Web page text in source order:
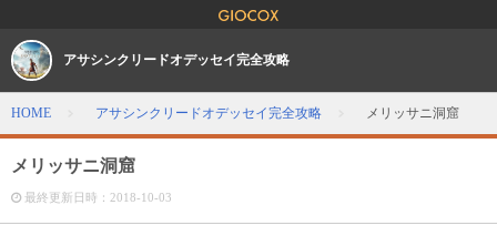
アサシンクリードオデッセイ完全攻略
HOME アサシンクリードオデッセイ完全攻略 メリッサニ洞窟
メリッサニ洞窟
最終更新日時： 2018-10-03